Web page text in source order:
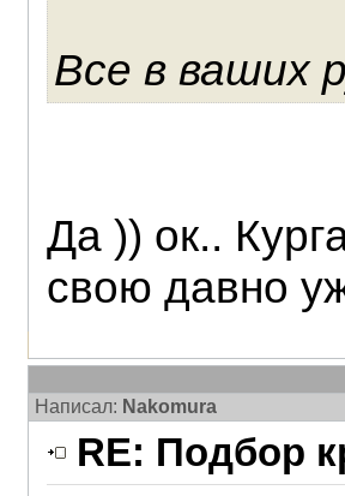
Все в ваших
Да )) ок..
свою давно
Написал: Nakomura
RE: Подбор